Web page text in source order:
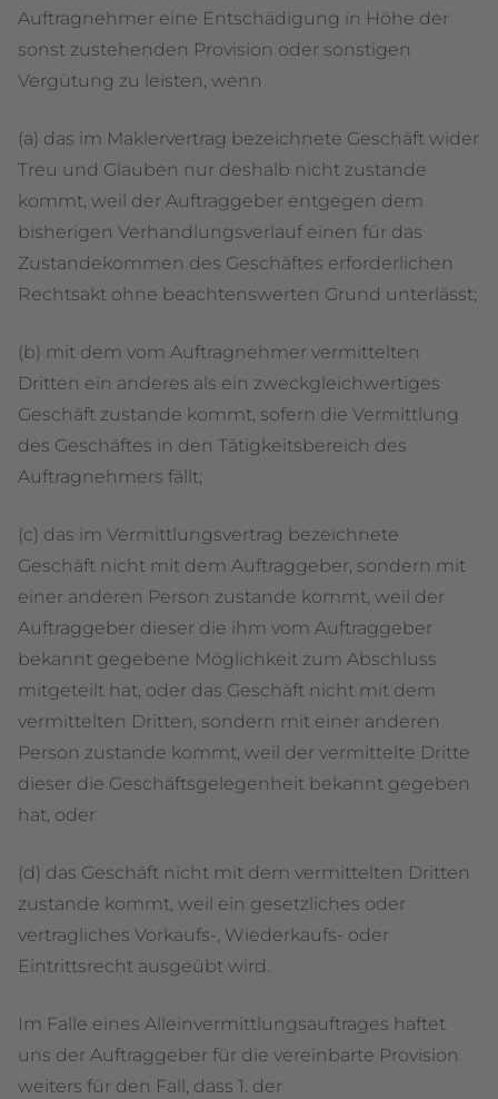
Auftragnehmer eine Entschädigung in Höhe der
sonst zustehenden Provision oder sonstigen
Vergütung zu leisten, wenn
(a) das im Maklervertrag bezeichnete Geschäft wider
Treu und Glauben nur deshalb nicht zustande
kommt, weil der Auftraggeber entgegen dem
bisherigen Verhandlungsverlauf einen für das
Zustandekommen des Geschäftes erforderlichen
Rechtsakt ohne beachtenswerten Grund unterlässt;
(b) mit dem vom Auftragnehmer vermittelten
Dritten ein anderes als ein zweckgleichwertiges
Geschäft zustande kommt, sofern die Vermittlung
des Geschäftes in den Tätigkeitsbereich des
Auftragnehmers fällt;
(c) das im Vermittlungsvertrag bezeichnete
Geschäft nicht mit dem Auftraggeber, sondern mit
einer anderen Person zustande kommt, weil der
Auftraggeber dieser die ihm vom Auftraggeber
bekannt gegebene Möglichkeit zum Abschluss
mitgeteilt hat, oder das Geschäft nicht mit dem
vermittelten Dritten, sondern mit einer anderen
Person zustande kommt, weil der vermittelte Dritte
dieser die Geschäftsgelegenheit bekannt gegeben
hat, oder
(d) das Geschäft nicht mit dem vermittelten Dritten
zustande kommt, weil ein gesetzliches oder
vertragliches Vorkaufs-, Wiederkaufs- oder
Eintrittsrecht ausgeübt wird.
Im Falle eines Alleinvermittlungsauftrages haftet
uns der Auftraggeber für die vereinbarte Provision
weiters für den Fall, dass 1. der